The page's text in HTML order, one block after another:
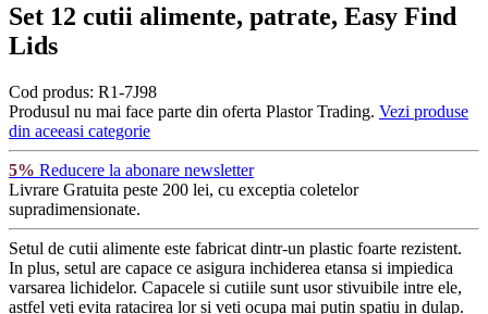
Set 12 cutii alimente, patrate, Easy Find
Lids
Cod produs: R1-7J98
Produsul nu mai face parte din oferta Plastor Trading. Vezi produse
din aceeasi categorie
5% Reducere la abonare newsletter
Livrare Gratuita peste 200 lei, cu exceptia coletelor
supradimensionate.
Setul de cutii alimente este fabricat dintr-un plastic foarte rezistent.
In plus, setul are capace ce asigura inchiderea etansa si impiedica
varsarea lichidelor. Capacele si cutiile sunt usor stivuibile intre ele,
astfel veti evita ratacirea lor si veti ocupa mai putin spatiu in dulap.